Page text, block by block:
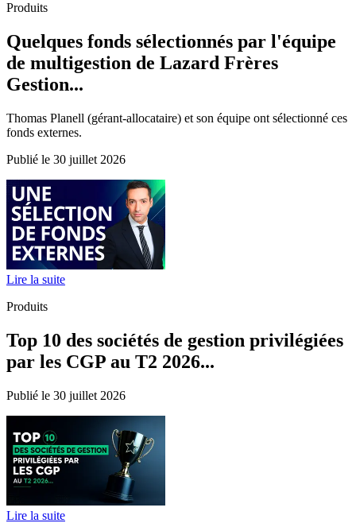
Produits
Quelques fonds sélectionnés par l'équipe
de multigestion de Lazard Frères
Gestion...
Thomas Planell (gérant-allocataire) et son équipe ont sélectionné ces
fonds externes.
Publié le 30 juillet 2026
Lire la suite
Produits
Top 10 des sociétés de gestion privilégiées
par les CGP au T2 2026...
Publié le 30 juillet 2026
Lire la suite